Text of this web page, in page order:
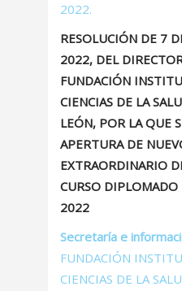
2022.
RESOLUCIÓN DE 7
2022, DEL
FUNDACIÓN
CIENCIAS DE LA
LEÓN, POR LA QUE
APERTURA DE
EXTRAORDINARIO
CURSO DIPLOMADO
2022
Secretaría e
FUNDACIÓN
CIENCIAS DE LA